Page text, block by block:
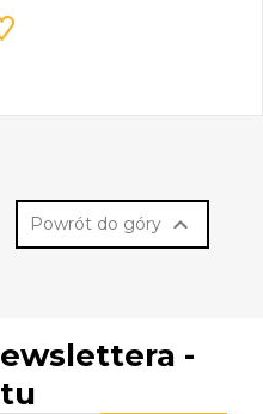
Powrót do góry 
-